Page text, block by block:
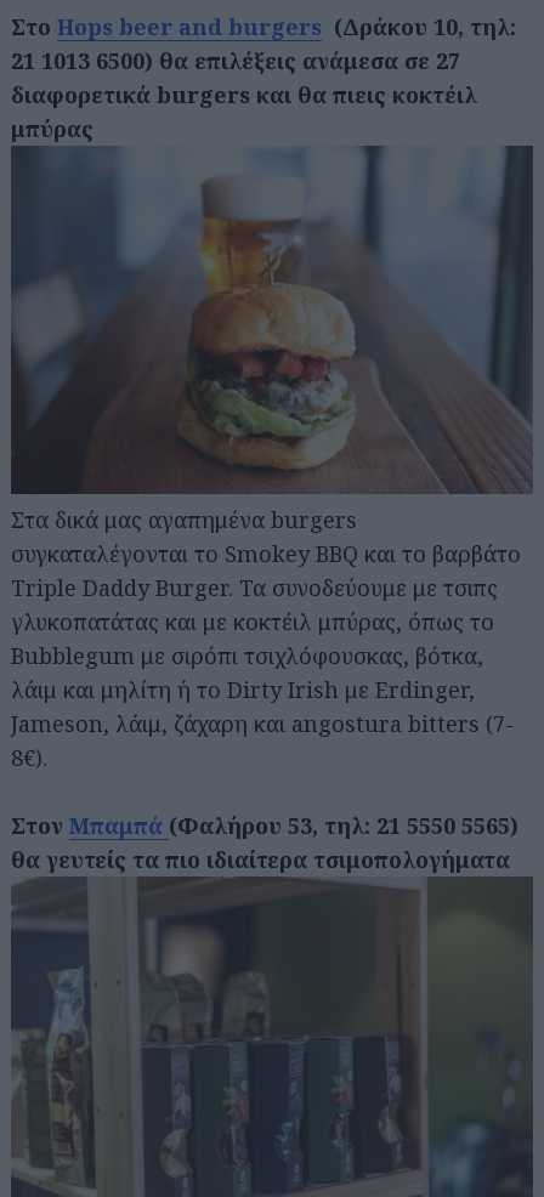
Στο Hops beer and burgers (Δράκου 10, τηλ:
21 1013 6500) θα επιλέξεις ανάμεσα σε 27
διαφορετικά burgers και θα πιεις κοκτέιλ
μπύρας
Στα δικά μας αγαπημένα burgers
συγκαταλέγονται το Smokey BBQ και το βαρβάτο
Triple Daddy Burger. Τα συνοδεύουμε με τσιπς
γλυκοπατάτας και με κοκτέιλ μπύρας, όπως το
Bubblegum με σιρόπι τσιχλόφουσκας, βότκα,
λάιμ και μηλίτη ή το Dirty Irish με Erdinger,
Jameson, λάιμ, ζάχαρη και angostura bitters (7-
8€).
Στον Μπαμπά (Φαλήρου 53, τηλ: 21 5550 5565)
θα γευτείς τα πιο ιδιαίτερα τσιμοπολογήματα